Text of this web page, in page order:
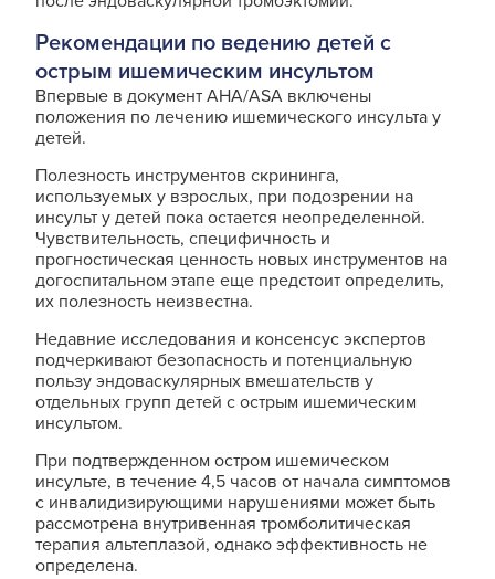
Рекомендации по ведению детей с
острым ишемическим инсультом
Впервые в документ AHA/ASA включены
положения по лечению ишемического инсульта у
детей.
Полезность инструментов скрининга,
используемых у взрослых, при подозрении на
инсульт у детей пока остается неопределенной.
Чувствительность, специфичность и
прогностическая ценность новых инструментов на
догоспитальном этапе еще предстоит определить,
их полезность неизвестна.
Недавние исследования и консенсус экспертов
подчеркивают безопасность и потенциальную
пользу эндоваскулярных вмешательств у
отдельных групп детей с острым ишемическим
инсультом.
При подтвержденном остром ишемическом
инсульте, в течение 4,5 часов от начала симптомов
с инвалидизирующими нарушениями может быть
рассмотрена внутривенная тромболитическая
терапия альтеплазой, однако эффективность не
определена.